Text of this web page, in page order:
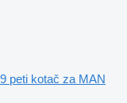
peti kotač za MAN